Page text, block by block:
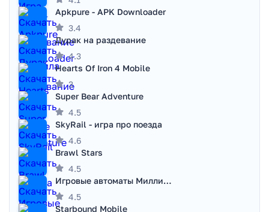
Apkpure - APK Downloader
3.4
Дурак на раздевание
4.3
Hearts Of Iron 4 Mobile
3
Super Bear Adventure
4.5
SkyRail - игра про поезда
4.6
Brawl Stars
4.5
Игровые автоматы Миллионер
4.5
Starbound Mobile